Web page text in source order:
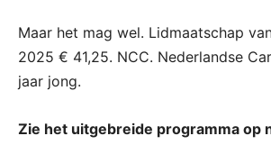
Maar het mag wel. Lidmaatschap
2025 € 41,25. NCC. Nederlandse
jaar jong.
Zie het uitgebreide programma op